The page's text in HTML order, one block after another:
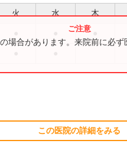
火 水 木
場合があります。来院前に必ず
この医院の詳細をみる